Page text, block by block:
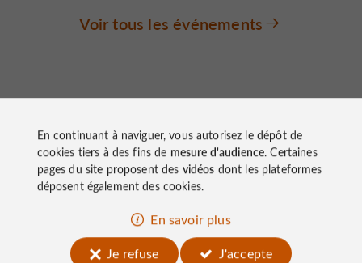
Voir tous les événements
À découvrir
aux
alentours
En continuant à naviguer, vous autorisez le dépôt de
cookies tiers à des fins de mesure d'audience. Certaines
pages du site proposent des vidéos dont les plateformes
déposent également des cookies.
En savoir plus
Je refuse
J'accepte